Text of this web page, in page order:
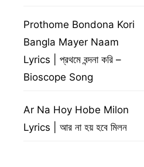
Prothome Bondona Kori
Bangla Mayer Naam
Lyrics | প্রথমে বন্দনা করি –
Bioscope Song
Ar Na Hoy Hobe Milon
Lyrics | আর না হয় হবে মিলন